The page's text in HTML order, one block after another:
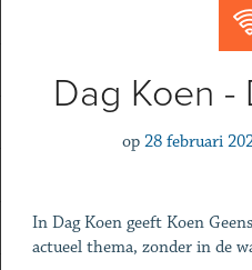
Dag Koen -
op 28 februari
In Dag Koen geeft Koen
actueel thema, zonder in de